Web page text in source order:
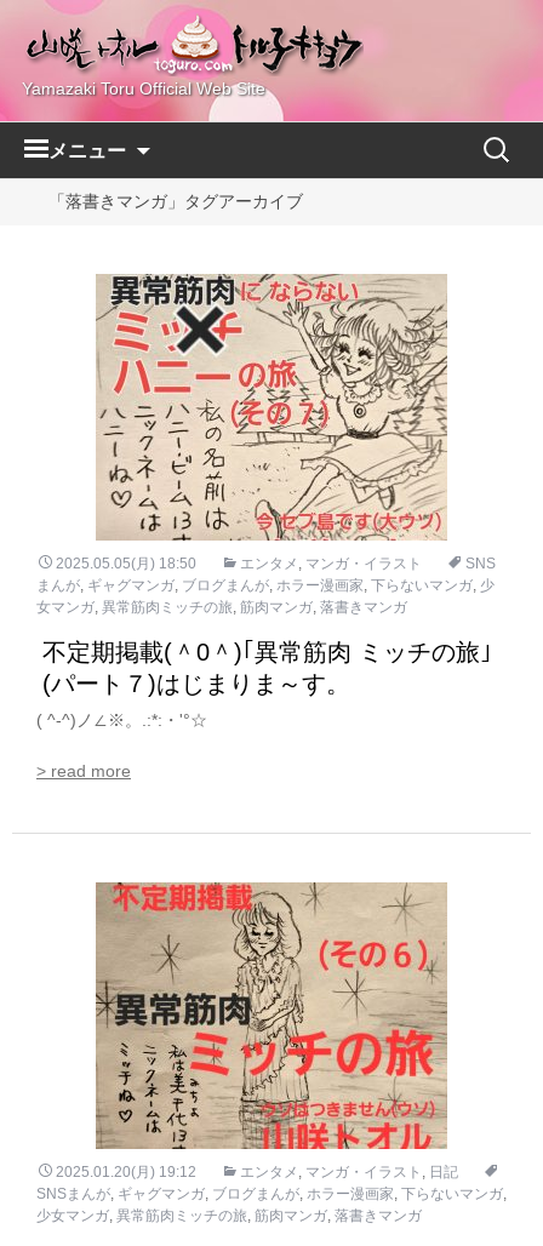
Yamazaki Toru Official Web Site
メニュー
テ
へ
ス
キ
ッ
プ
検
「落書きマンガ」タグアーカイブ
2025.05.05(月) 18:50 エンタメ , マンガ・イラスト
SNS
まんが, ギャグマンガ, ブログまんが, ホラー漫画家, 下らないマンガ, 少
女マンガ, 異常筋肉ミッチの旅, 筋肉マンガ, 落書きマンガ
不定期掲載(＾0＾)｢異常筋肉 ミッチの旅｣
(パート７)はじまりま～す。
( ^-^)ノ∠※。.:*:・'°☆
> read more
2025.01.20(月) 19:12 エンタメ , マンガ・イラスト , 日記
SNSまんが, ギャグマンガ, ブログまんが, ホラー漫画家, 下らないマンガ,
少女マンガ, 異常筋肉ミッチの旅, 筋肉マンガ, 落書きマンガ